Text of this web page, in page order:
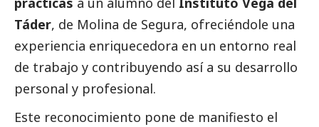
Táder, de Molina de Segura, ofreciéndole una
experiencia enriquecedora en un entorno real
de trabajo y contribuyendo así a su desarrollo
personal y profesional.
Este reconocimiento pone de manifiesto el